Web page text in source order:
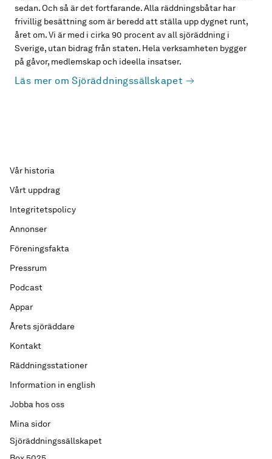
sedan. Och så är det fortfarande. Alla räddningsbåtar har
frivillig besättning som är beredd att ställa upp dygnet runt,
året om. Vi är med i cirka 90 procent av all sjöräddning i
Sverige, utan bidrag från staten. Hela verksamheten bygger
på gåvor, medlemskap och ideella insatser.
Läs mer om Sjöräddningssällskapet
Sjöräddningssällskapet
Vår historia
Vårt uppdrag
Integritetspolicy
Annonser
Föreningsfakta
Pressrum
Podcast
Appar
Årets sjöräddare
Kontakt
Räddningsstationer
Information in english
Jobba hos oss
Mina sidor